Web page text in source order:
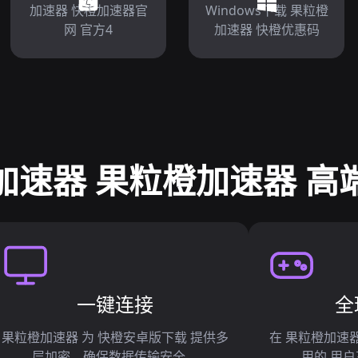
加速器 快橙加速器官
网 官方4
Windows下载 果粒橙
加速器 快橙优惠码
速器 果粒橙加速器 高
一键连接
果粒橙加速器 为 快橙安卓版下载 提供多
在 果粒橙加速